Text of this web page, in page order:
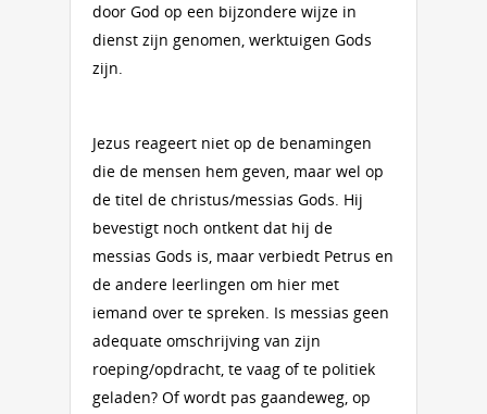
door God op een bijzondere wijze in
dienst zijn genomen, werktuigen Gods
zijn.
Jezus reageert niet op de benamingen
die de mensen hem geven, maar wel op
de titel de christus/messias Gods. Hij
bevestigt noch ontkent dat hij de
messias Gods is, maar verbiedt Petrus en
de andere leerlingen om hier met
iemand over te spreken. Is messias geen
adequate omschrijving van zijn
roeping/opdracht, te vaag of te politiek
geladen? Of wordt pas gaandeweg, op